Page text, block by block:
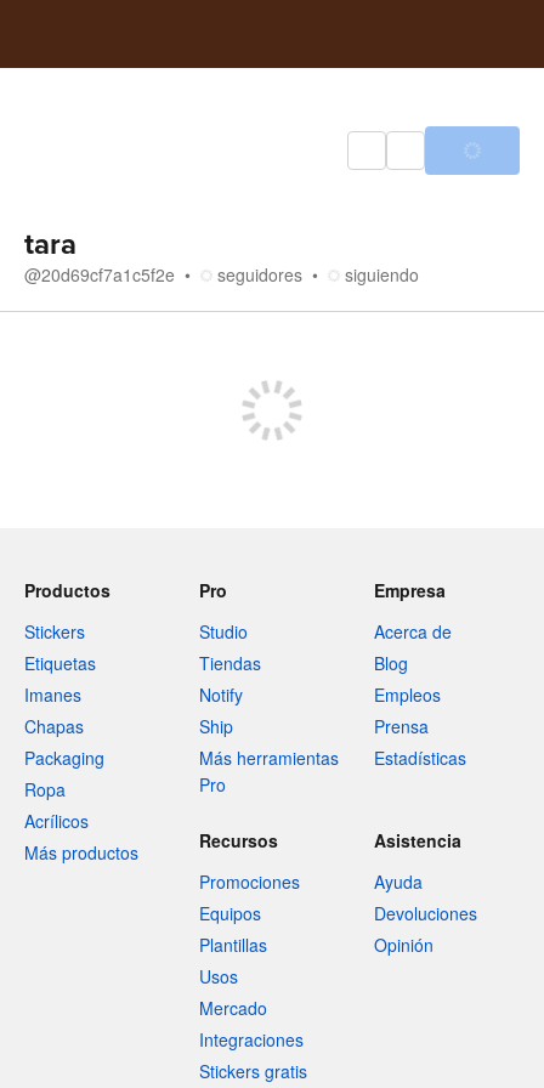
tara
@20d69cf7a1c5f2e seguidores siguiendo
Productos
Stickers
Etiquetas
Imanes
Chapas
Packaging
Ropa
Acrílicos
Más productos
Pro
Studio
Tiendas
Notify
Ship
Más herramientas
Pro
Empresa
Acerca de
Blog
Empleos
Prensa
Estadísticas
Recursos
Promociones
Equipos
Plantillas
Usos
Mercado
Integraciones
Stickers gratis
Asistencia
Ayuda
Devoluciones
Opinión